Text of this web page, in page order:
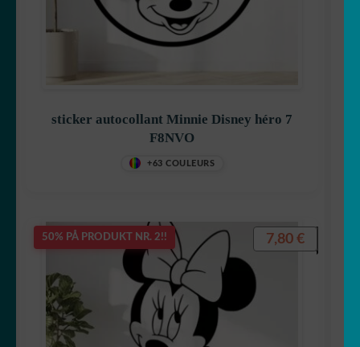
sticker autocollant Minnie Disney héro 7
F8NVO
+63 COULEURS
50% PÅ PRODUKT NR. 2!! 7,80 €